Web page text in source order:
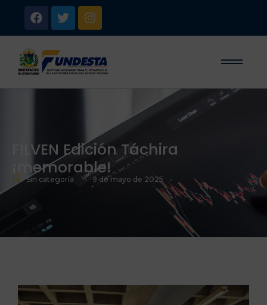
FILVEN Edición Táchira
¡memorable!
Sin categoría - 9 de mayo de 2025 -